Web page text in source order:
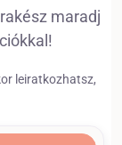
maradj
leiratkozhatsz,